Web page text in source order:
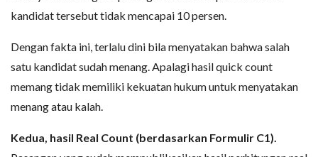
kandidat tersebut tidak mencapai 10 persen.
Dengan fakta ini, terlalu dini bila menyatakan bahwa salah
satu kandidat sudah menang. Apalagi hasil quick count
memang tidak memiliki kekuatan hukum untuk menyatakan
menang atau kalah.
Kedua, hasil Real Count (berdasarkan Formulir C1).